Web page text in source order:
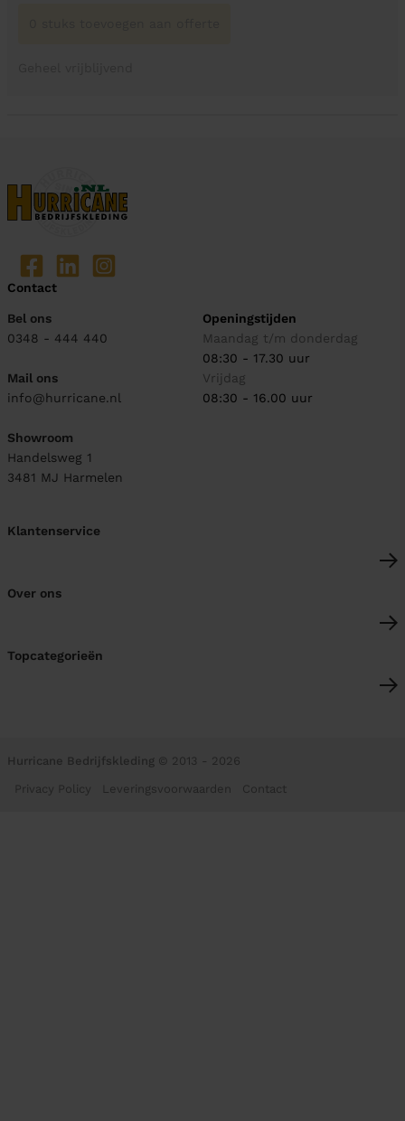
Contact
Bel ons
0348 - 444 440
Mail ons
info@hurricane.nl
Showroom
Handelsweg 1
3481 MJ Harmelen
Openingstijden
Maandag t/m donderdag
08:30 - 17.30 uur
Vrijdag
08:30 - 16.00 uur
Klantenservice
Over ons
Topcategorieën
Hurricane Bedrijfskleding © 2013 - 2026
Privacy Policy Leveringsvoorwaarden Contact